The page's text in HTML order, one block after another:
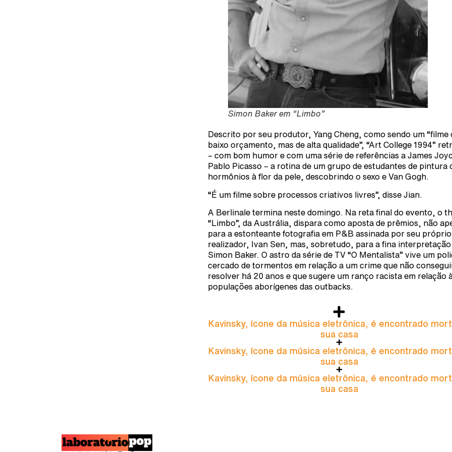
Simon Baker em “Limbo”
Descrito por seu produtor, Yang Cheng, como sendo um “filme
baixo orçamento, mas de alta qualidade”, “Art College 1994”
– com bom humor e com uma série de referências a James
Pablo Picasso – a rotina de um grupo de estudantes de pintura
hormônios à flor da pele, descobrindo o sexo e Van Gogh.
“É um filme sobre processos criativos livres”, disse Jian.
A Berlinale termina neste domingo. Na reta final do evento, o
“Limbo”, da Austrália, dispara como aposta de prêmios, não
para a estonteante fotografia em P&B assinada por seu próprio
realizador, Ivan Sen, mas, sobretudo, para a fina interpretação
Simon Baker. O astro da série de TV “O Mentalista” vive um
cercado de tormentos em relação a um crime que não
resolver há 20 anos e que sugere um ranço racista em relação
populações aborígenes das outbacks.
Kavinsky, ícone da música eletrônica, é encontrado
sua casa
Kavinsky, ícone da música eletrônica, é encontrado
sua casa
Kavinsky, ícone da música eletrônica, é encontrado
sua casa